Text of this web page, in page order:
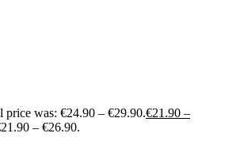
price was: €24.90 – €29.90.€21.90 –
– €26.90.